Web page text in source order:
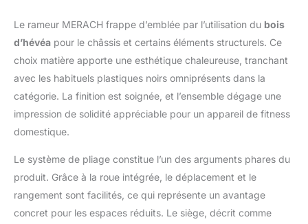
Le rameur MERACH frappe d’emblée par l’utilisation du bois
d’hévéa pour le châssis et certains éléments structurels. Ce
choix matière apporte une esthétique chaleureuse, tranchant
avec les habituels plastiques noirs omniprésents dans la
catégorie. La finition est soignée, et l’ensemble dégage une
impression de solidité appréciable pour un appareil de fitness
domestique.
Le système de pliage constitue l’un des arguments phares du
produit. Grâce à la roue intégrée, le déplacement et le
rangement sont facilités, ce qui représente un avantage
concret pour les espaces réduits. Le siège, décrit comme